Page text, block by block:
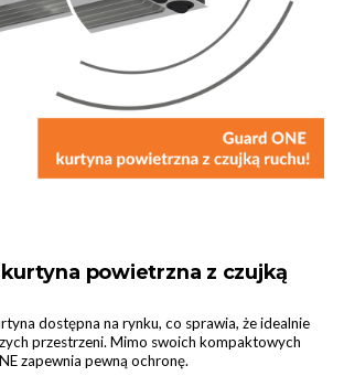
Kurtyna Guard One
Kurtyny przemysłowe
kurtyna powietrzna z czujką
dostępna na rynku, co sprawia, że idealnie
przestrzeni. Mimo swoich kompaktowych
zapewnia pewną ochronę.